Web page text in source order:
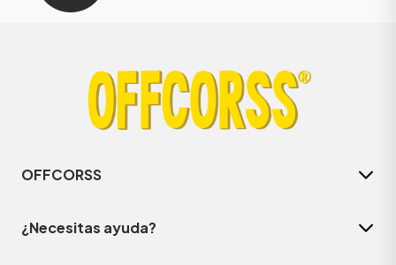
OFFCORSS
¿Necesitas ayuda?